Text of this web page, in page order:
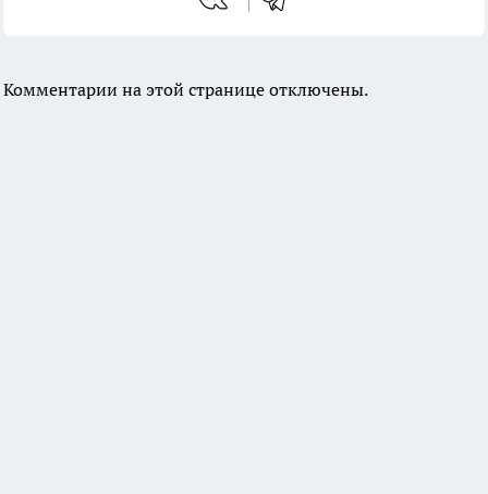
Комментарии на этой странице отключены.